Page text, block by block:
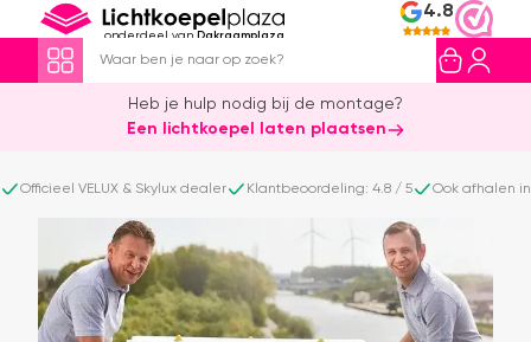
onderdeel van Dakraamplaza
4.8
Heb je hulp nodig bij de montage?
Een lichtkoepel laten plaatsen
Officieel VELUX & Skylux dealer Klantbeoordeling: 4.8 / 5 Ook afhalen